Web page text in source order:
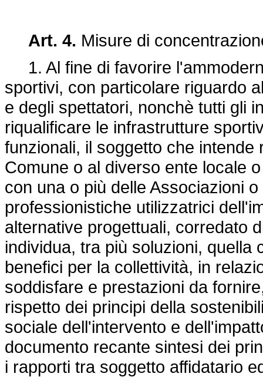
Art. 4. Misure di
1. Al fine di favorire
sportivi, con particolare riguardo
e degli spettatori, nonchè tutti gli
riqualificare le infrastrutture
funzionali, il soggetto che
Comune o al diverso ente locale
con una o più delle Associazioni
professionistiche utilizzatrici
alternative progettuali, corredato
individua, tra più soluzioni, quella
benefici per la collettività, in
soddisfare e prestazioni da
rispetto dei principi della
sociale dell'intervento e
documento recante sintesi dei
i rapporti tra soggetto affidatario